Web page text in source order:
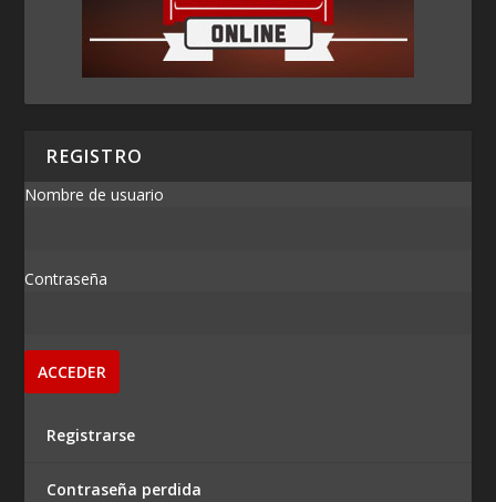
REGISTRO
Nombre de usuario
Contraseña
Registrarse
Contraseña perdida